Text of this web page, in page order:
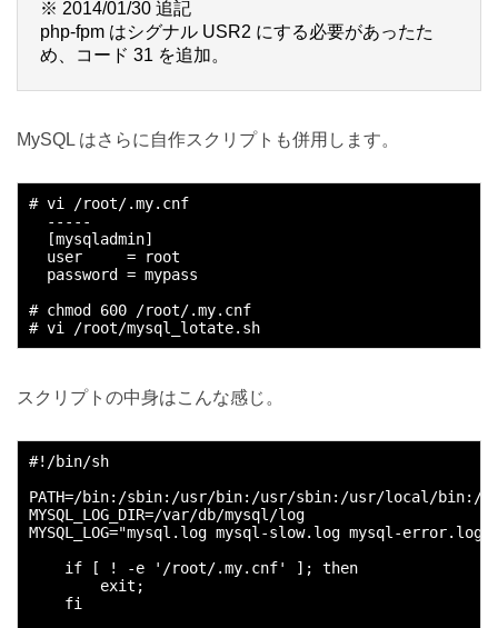
※ 2014/01/30 追記
php-fpm はシグナル USR2 にする必要があったた
め、コード 31 を追加。
MySQL はさらに自作スクリプトも併用します。
# vi /root/.my.cnf
  -----
  [mysqladmin]
  user     = root
  password = mypass
# chmod 600 /root/.my.cnf
スクリプトの中身はこんな感じ。
#!/bin/sh
PATH=/bin:/sbin:/usr/bin:/usr/sbin:/usr/local/bin:/
MYSQL_LOG_DIR=/var/db/mysql/log
MYSQL_LOG="mysql.log mysql-slow.log mysql-error.log"
    if [ ! -e '/root/.my.cnf' ]; then
        exit;
    fi